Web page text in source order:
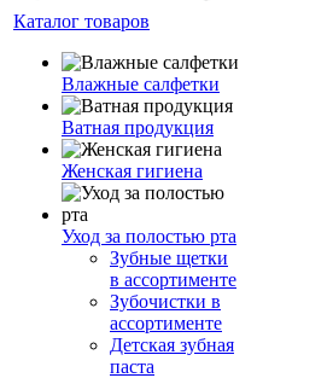
Каталог товаров
Влажные салфетки
Ватная продукция
Женская гигиена
Уход за полостью рта
Зубные щетки
в ассортименте
Зубочистки в
ассортименте
Детская зубная
паста